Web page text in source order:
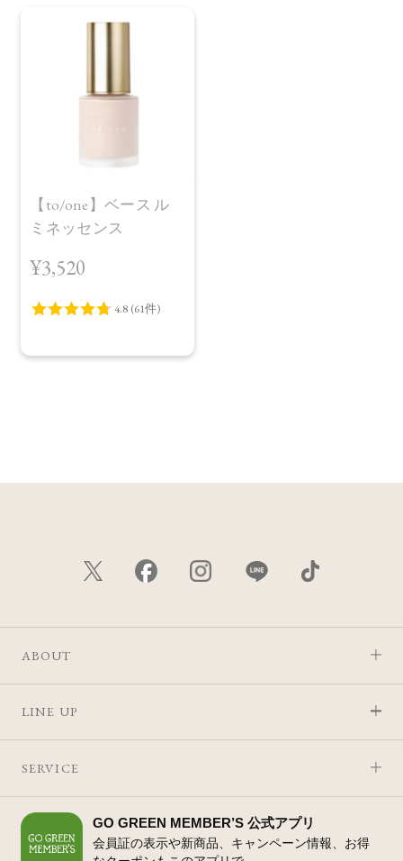
【to/one】ベース ル
ミネッセンス
¥3,520
ABOUT
LINE UP
SERVICE
GO GREEN MEMBER’S 公式アプリ
会員証の表示や新商品、キャンペーン情報、お得